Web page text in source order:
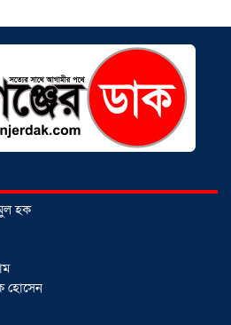
নেতৃত্বে বাঁধন-ইমন ০২ আগস্ট ২০২৬
আড়াইহাজারে বিএনপি-জামায়াতের মিছিলে
মুখোমুখি অবস্থান
০১ আগস্ট ২০২৬
সোনারগাঁয়ে দুটি হাসপাতালকে ভ্রাম্যমান
আদালতের ৩ লাখ টাকা জরিমানা
একদলীয় শাসনের চেষ্টা করছে সরকার
হক
হোসেন